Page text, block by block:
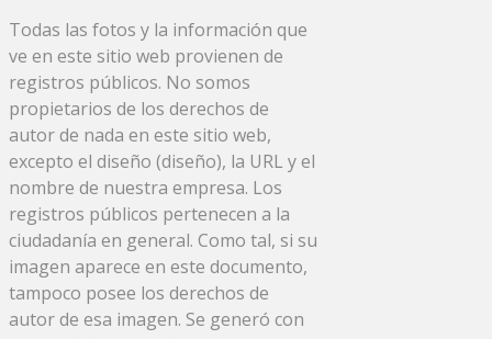
Todas las fotos y la información que
ve en este sitio web provienen de
registros públicos. No somos
propietarios de los derechos de
autor de nada en este sitio web,
excepto el diseño (diseño), la URL y el
nombre de nuestra empresa. Los
registros públicos pertenecen a la
ciudadanía en general. Como tal, si su
imagen aparece en este documento,
tampoco posee los derechos de
autor de esa imagen. Se generó con